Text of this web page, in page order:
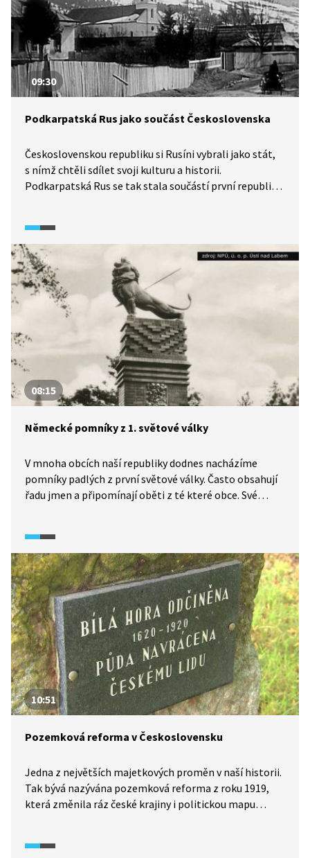
09:30
Podkarpatská Rus jako součást Československa
Československou republiku si Rusíni vybrali jako stát,
s nímž chtěli sdílet svoji kulturu a historii.
Podkarpatská Rus se tak stala součástí první republiky
této doby.
08:15
Německé pomníky z 1. světové války
V mnoha obcích naší republiky dodnes nacházíme
pomníky padlých z první světové války. Často obsahují
řadu jmen a připomínají oběti z té které obce. Své
připomínali své padlé. S událostmi druhé světové války
a následným odsunem mnoho těchto pomníků osiřelo
či úplně zmizelo. Podívejte se na některé z nich
v severních Čechách.
10:51
Pozemková reforma v Československu
Jedna z největších majetkových proměn v naší historii.
Tak bývá nazývána pozemková reforma z roku 1919,
která změnila ráz české krajiny i politickou mapu
pozemková reforma probíhala, jaké se s ní pojily